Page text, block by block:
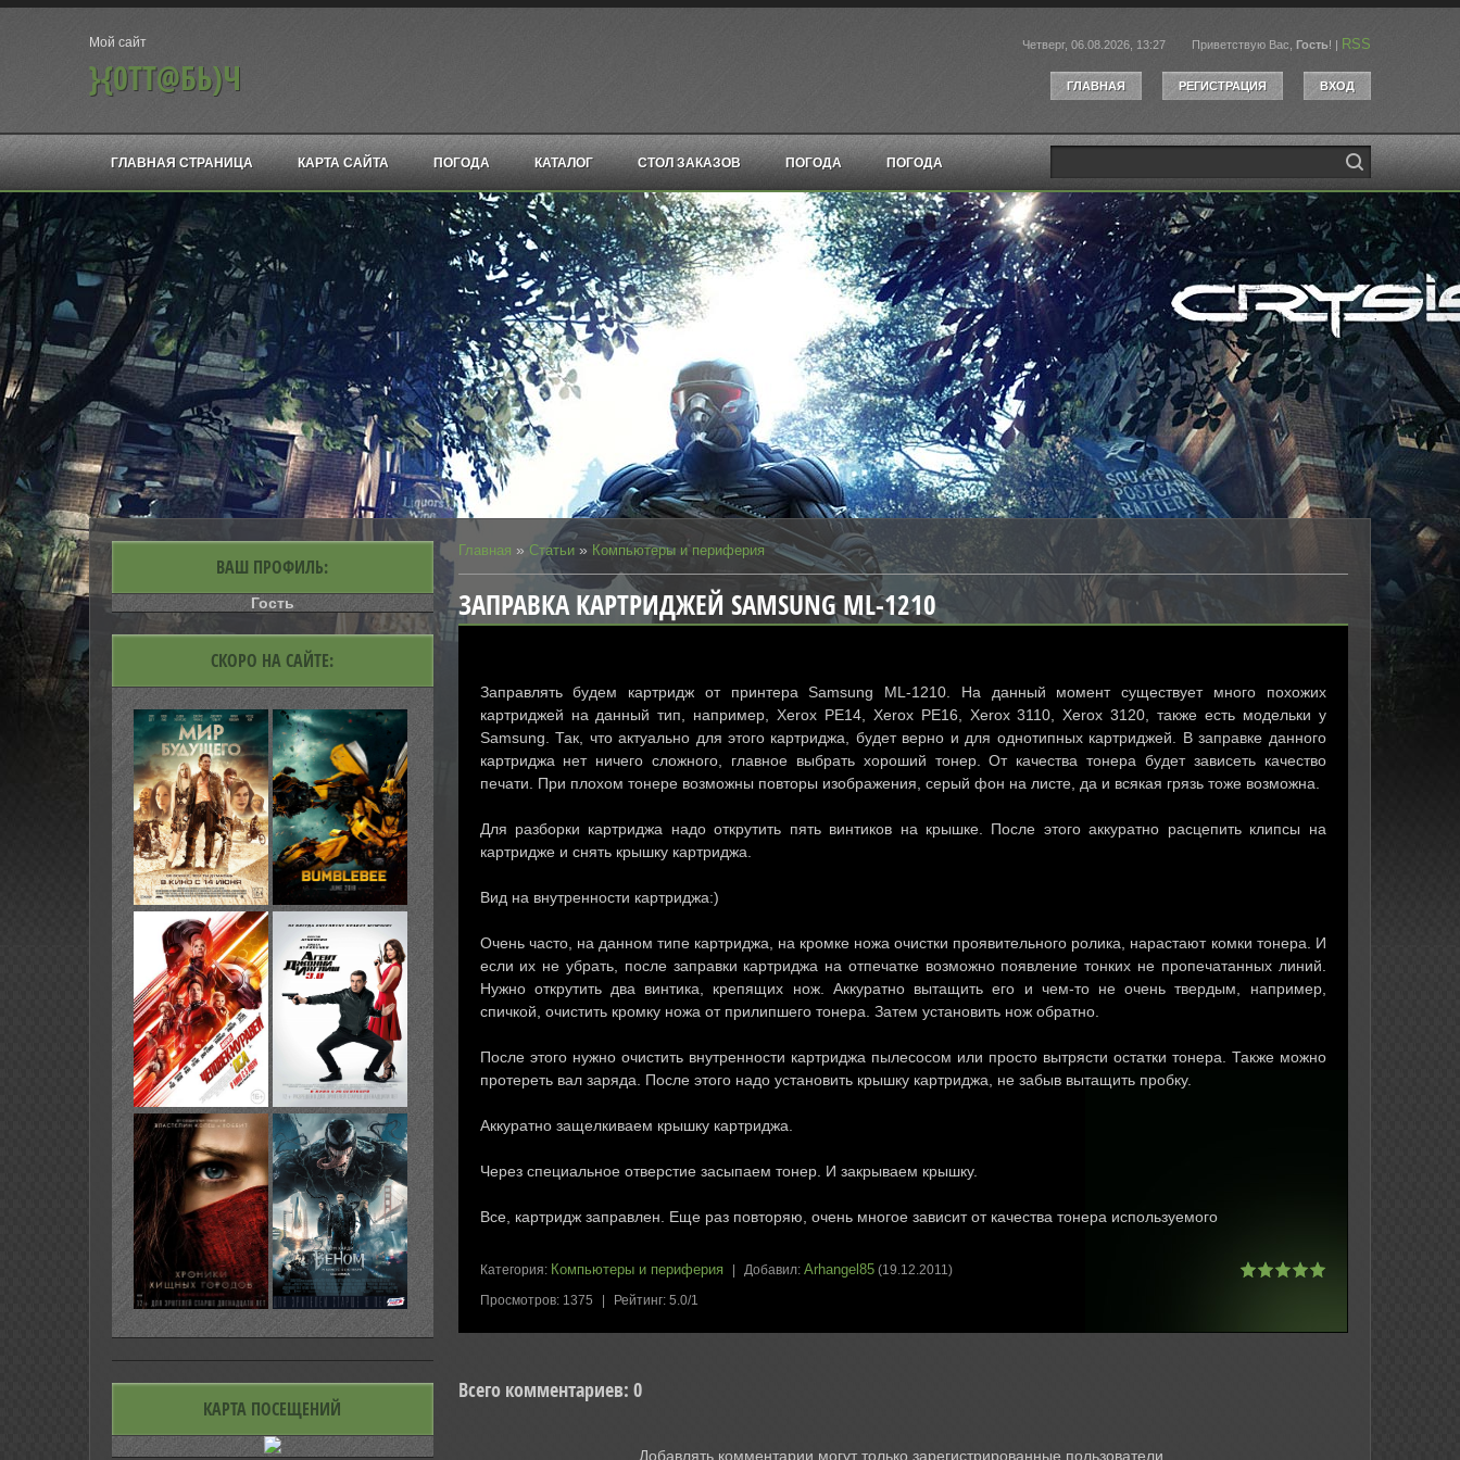
Мой сайт
}{0ТТ@БЬ)Ч
Четверг, 06.08.2026, 13:27 Приветствую Вас Гость! | RSS
ГЛАВНАЯ РЕГИСТРАЦИЯ ВХОД
ГЛАВНАЯ СТРАНИЦА КАРТА САЙТА ПОГОДА КАТАЛОГ СТОЛ ЗАКАЗОВ ПОГОДА ПОГОДА
Главная » Статьи» Компьютеры и периферия
ЗАПРАВКА КАРТРИДЖЕЙ SAMSUNG ML-1210
Заправлять будем картридж от принтера Samsung ML-1210. На данный момент существует много похожих
картриджей на данный тип, например, Xerox PE14, Xerox PE16, Xerox 3110, Xerox 3120, также есть модельки у
Samsung. Так, что актуально для этого картриджа, будет верно и для однотипных картриджей. В заправке данного
картриджа нет ничего сложного, главное выбрать хороший тонер. От качества тонера будет зависеть качество
печати. При плохом тонере возможны повторы изображения, серый фон на листе, да и всякая грязь тоже возможна.
Для разборки картриджа надо открутить пять винтиков на крышке. После этого аккуратно расцепить клипсы на
картридже и снять крышку картриджа.
Вид на внутренности картриджа:)
Очень часто, на данном типе картриджа, на кромке ножа очистки проявительного ролика, нарастают комки тонера. И
если их не убрать, после заправки картриджа на отпечатке возможно появление тонких не пропечатанных линий.
Нужно открутить два винтика, крепящих нож. Аккуратно вытащить его и чем-то не очень твердым, например,
спичкой, очистить кромку ножа от прилипшего тонера. Затем установить нож обратно.
После этого нужно очистить внутренности картриджа пылесосом или просто вытрясти остатки тонера. Также можно
протереть вал заряда. После этого надо установить крышку картриджа, не забыв вытащить пробку.
Аккуратно защелкиваем крышку картриджа.
Через специальное отверстие засыпаем тонер. И закрываем крышку.
Все, картридж заправлен. Еще раз повторяю, очень многое зависит от качества тонера используемого
Категория: Компьютеры и периферия Добавил: Arhangel85(19.12.2011)
Просмотров: 1375 Рейтинг: 5.0/1
Всего комментариев: 0
Добавлять комментарии могут только зарегистрированные пользователи.
ВАШ ПРОФИЛЬ:
Гость
СКОРО НА САЙТЕ:
КАРТА ПОСЕЩЕНИЙ